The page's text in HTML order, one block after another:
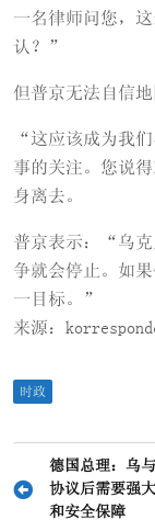
一名律师问您，
认？”
但普京无法自信
“这应该成为我
事的关注。您说
身离去。
普京表示：“乌
争就会停止。如
一目标。”
来源：
时政
章
德国总理：乌
协议后需要强
和安全保障